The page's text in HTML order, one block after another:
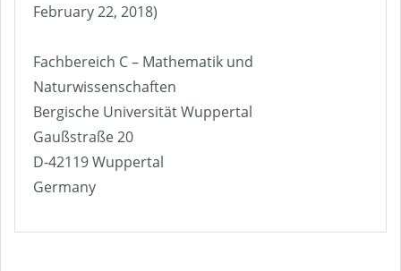
February 22, 2018)
Fachbereich C – Mathematik und
Naturwissenschaften
Bergische Universität Wuppertal
Gaußstraße 20
D-42119 Wuppertal
Germany